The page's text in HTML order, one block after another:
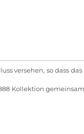
versehen, so dass
Kollektion